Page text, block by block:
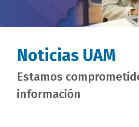
Noticias UAM
Estamos
información